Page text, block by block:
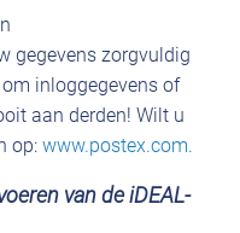
gegevens zorgvuldig
inloggegevens of
aan derden! Wilt u
op: www.postex.com.
van de iDEAL-